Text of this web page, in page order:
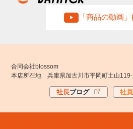
「商品の動画
合同会社blossom
本店所在地 兵庫県加古川市平岡町土山
社長ブログ 社員